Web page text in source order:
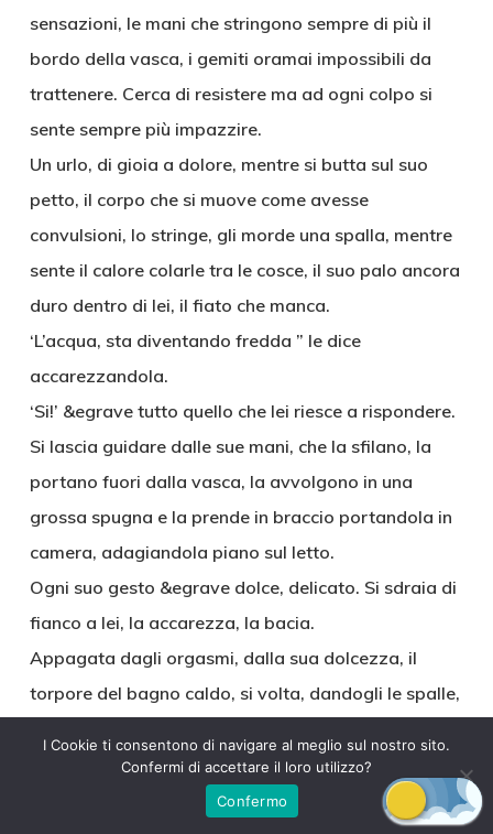
sensazioni, le mani che stringono sempre di più il
bordo della vasca, i gemiti oramai impossibili da
trattenere. Cerca di resistere ma ad ogni colpo si
sente sempre più impazzire.
Un urlo, di gioia a dolore, mentre si butta sul suo
petto, il corpo che si muove come avesse
convulsioni, lo stringe, gli morde una spalla, mentre
sente il calore colarle tra le cosce, il suo palo ancora
duro dentro di lei, il fiato che manca.
‘L’acqua, sta diventando fredda ” le dice
accarezzandola.
‘Si!’ &egrave tutto quello che lei riesce a rispondere.
Si lascia guidare dalle sue mani, che la sfilano, la
portano fuori dalla vasca, la avvolgono in una
grossa spugna e la prende in braccio portandola in
camera, adagiandola piano sul letto.
Ogni suo gesto &egrave dolce, delicato. Si sdraia di
fianco a lei, la accarezza, la bacia.
Appagata dagli orgasmi, dalla sua dolcezza, il
torpore del bagno caldo, si volta, dandogli le spalle,
Lui non smette di baciarle collo e spalle, di
accarezzarla, dolcemente e provocatoriamente.
I Cookie ti consentono di navigare al meglio sul nostro sito.
Confermi di accettare il loro utilizzo?
Confermo